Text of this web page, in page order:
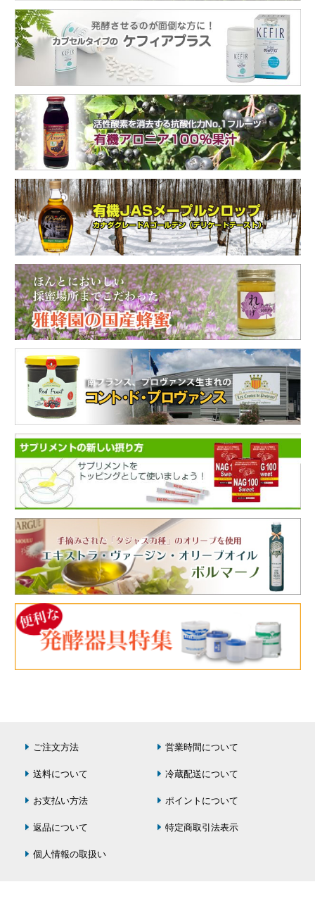
ご注文方法 営業時間について
送料について 冷蔵配送について
お支払い方法 ポイントについて
返品について 特定商取引法表示
個人情報の取扱い